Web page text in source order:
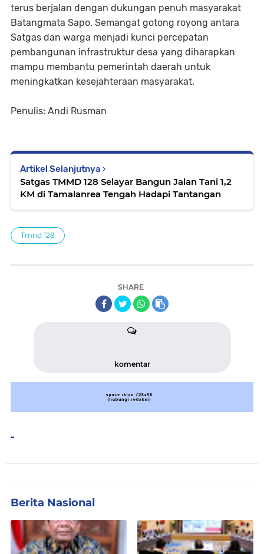
terus berjalan dengan dukungan penuh masyarakat
Batangmata Sapo. Semangat gotong royong antara
Satgas dan warga menjadi kunci percepatan
pembangunan infrastruktur desa yang diharapkan
mampu membantu pemerintah daerah untuk
meningkatkan kesejahteraan masyarakat.
Penulis: Andi Rusman
Artikel Selanjutnya
Satgas TMMD 128 Selayar Bangun Jalan Tani 1,2
KM di Tamalanrea Tengah Hadapi Tantangan
Tmnd 128
SHARE
komentar
-
Berita Nasional